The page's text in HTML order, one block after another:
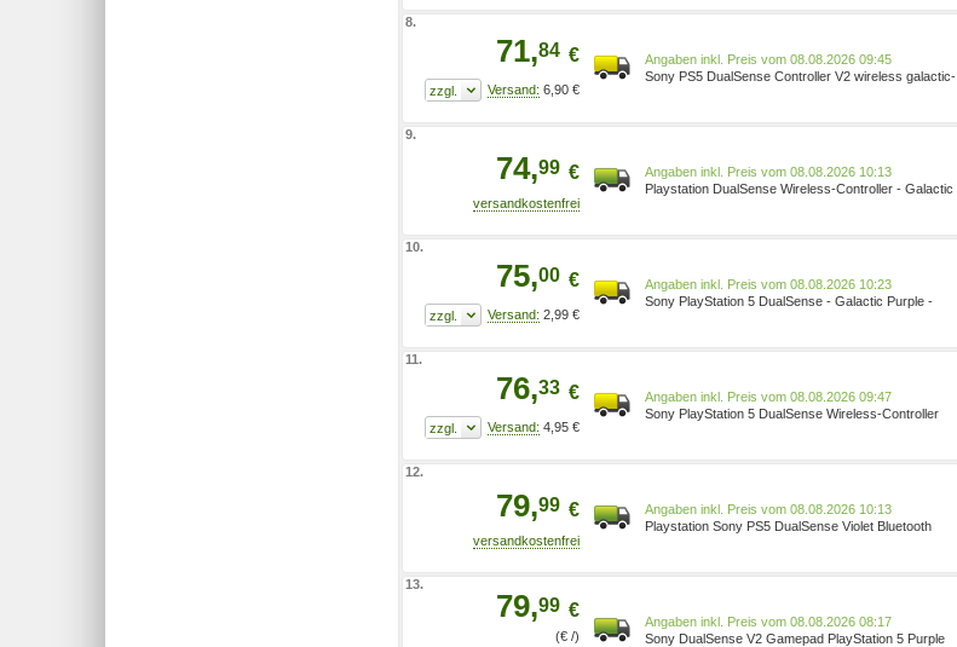
8.
71,84 €
6,90 €
Preis vom 08.08.2026 09:45
Sony PS5 DualSense Controller V2 wireless galactic-
9.
74,99 €
Preis vom 08.08.2026 10:13
Playstation DualSense Wireless-Controller - Galactic
10.
75,00 €
2,99 €
Preis vom 08.08.2026 10:23
Sony PlayStation 5 DualSense - Galactic Purple -
11.
76,33 €
4,95 €
Preis vom 08.08.2026 09:47
Sony PlayStation 5 DualSense Wireless-Controller
12.
79,99 €
Preis vom 08.08.2026 10:13
Playstation Sony PS5 DualSense Violet Bluetooth
13.
79,99 €
(€ /)
Preis vom 08.08.2026 08:17
Sony DualSense V2 Gamepad PlayStation 5 Purple